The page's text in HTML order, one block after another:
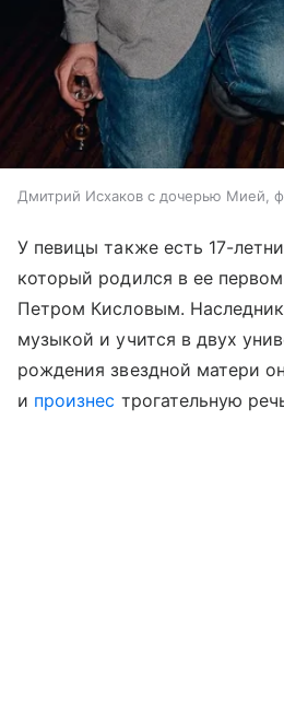
Дмитрий Исхаков с дочерью Мией,
У певицы также есть 17-
который родился в ее
Петром Кисловым.
музыкой и учится в двух
рождения звездной матери
и произнес трогательную